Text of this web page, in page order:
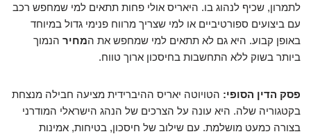
לתמרון, שכיף לנהוג בו. היאריס אולי פחות תתאים למי שמחפש רכב
עם ביצועים ספורטיביים או למי שצריך מרווח פנימי גדול במיוחד
באופן קבוע. היא גם לא תתאים למי שמחפש את המחיר הנמוך
ביותר בשוק ללא התחשבות בחיסכון ארוך טווח.
פסק הדין הסופי: הטויוטה יאריס ההיברידית מציעה חבילה מנצחת
בקטגוריה שלה. היא עונה על הצרכים של הנהג הישראלי המודרני
בצורה כמעט מושלמת. עם שילוב של חיסכון, בטיחות, אמינות